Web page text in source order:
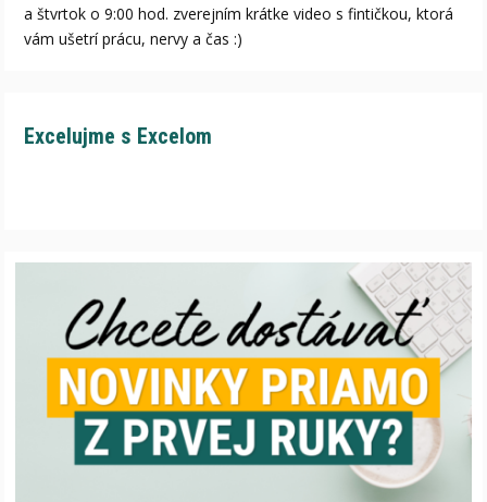
a štvrtok o 9:00 hod. zverejním krátke video s fintičkou, ktorá
vám ušetrí prácu, nervy a čas :)
Excelujme s Excelom